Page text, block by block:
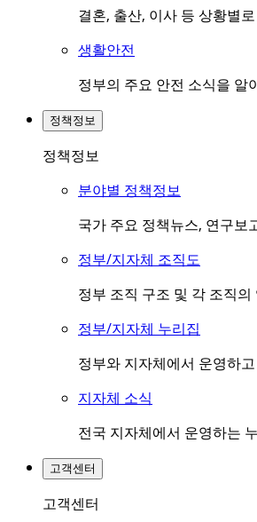
결혼, 출산, 이사 등 상황별
생활안전
정부의 주요 안전 소식을 알
정책정보
정책정보
분야별 정책정보
국가 주요 정책뉴스, 연구보
정부/지자체 조직도
정부 조직 구조 및 각 조직
정부/지자체 누리집
정부와 지자체에서 운영하
지자체 소식
전국 지자체에서 운영하는
고객센터
고객센터